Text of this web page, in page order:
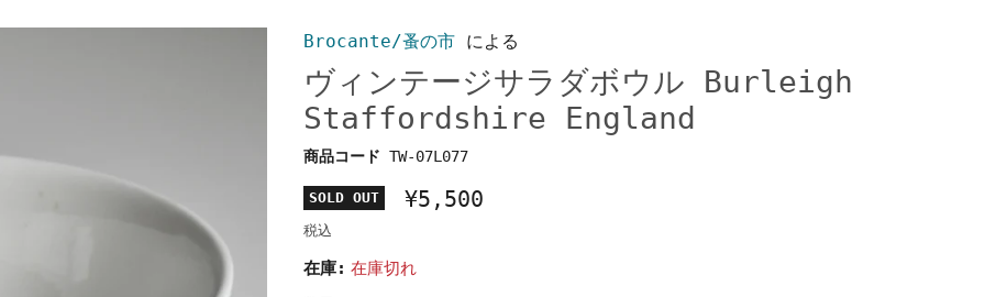
Brocante/蚤の市による
ヴィンテージサラダボウル Burleigh
Staffordshire England
商品コード TW-07L077
SOLD OUT ¥5,500
税込
在庫: 在庫切れ